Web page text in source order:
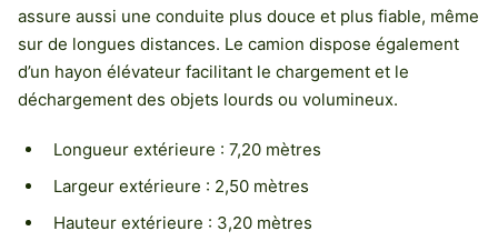
assure aussi une conduite plus douce et plus fiable, même
sur de longues distances. Le camion dispose également
d’un hayon élévateur facilitant le chargement et le
déchargement des objets lourds ou volumineux.
Longueur extérieure : 7,20 mètres
Largeur extérieure : 2,50 mètres
Hauteur extérieure : 3,20 mètres